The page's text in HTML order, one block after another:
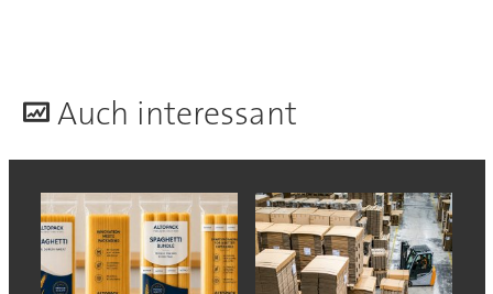
Auch interessant